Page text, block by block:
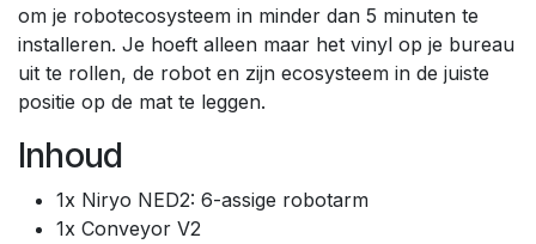
om je robotecosysteem in minder dan 5 minuten te
installeren. Je hoeft alleen maar het vinyl op je bureau
uit te rollen, de robot en zijn ecosysteem in de juiste
positie op de mat te leggen.
Inhoud
1x Niryo NED2: 6-assige robotarm
1x Conveyor V2